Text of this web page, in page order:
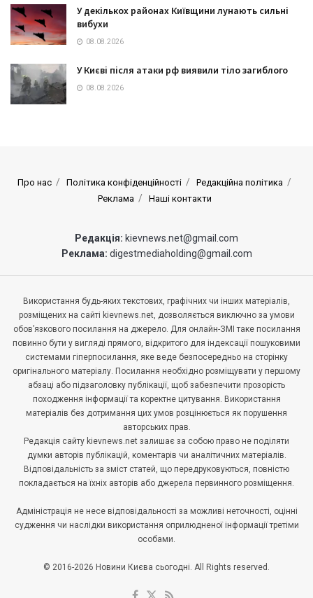
У декількох районах Київщини лунають сильні
вибухи
08.08.2026
У Києві після атаки рф виявили тіло загиблого
08.08.2026
Про нас Політика конфіденційності
Редакційна політика
Реклама
Наші контакти
Редакція: kievnews.net@gmail.com
Реклама: digestmediaholding@gmail.com
Використання будь-яких текстових, графічних чи інших матеріалів,
розміщених на сайті kievnews.net, дозволяється виключно за умови
обов’язкового посилання на джерело. Для онлайн-ЗМІ таке посилання
повинно бути у вигляді прямого, відкритого для індексації пошуковими
системами гіперпосилання, яке веде безпосередньо на сторінку
оригінального матеріалу. Посилання необхідно розміщувати у першому
абзаці або підзаголовку публікації, щоб забезпечити прозорість
походження інформації та коректне цитування. Використання
матеріалів без дотримання цих умов розцінюється як порушення
авторських прав.
Редакція сайту kievnews.net залишає за собою право не поділяти
думки авторів публікацій, коментарів чи аналітичних матеріалів.
Відповідальність за зміст статей, що передруковуються, повністю
покладається на їхніх авторів або джерела первинного розміщення.
Адміністрація не несе відповідальності за можливі неточності, оцінні
судження чи наслідки використання оприлюдненої інформації третіми
особами.
© 2016-2026 Новини Києва сьогодні. All Rights reserved.